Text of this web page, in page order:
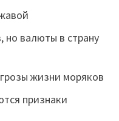
но валюты в страну
жизни моряков
признаки